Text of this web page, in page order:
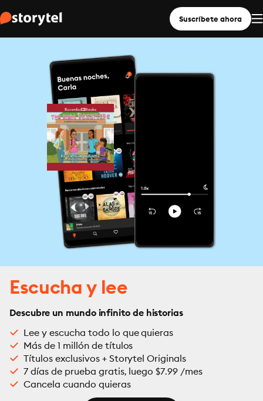
Suscríbete ahora
Escucha y lee
Descubre un mundo infinito de historias
Lee y escucha todo lo que quieras
Más de 1 millón de títulos
Títulos exclusivos + Storytel Originals
7 días de prueba gratis, luego $7.99 /mes
Cancela cuando quieras